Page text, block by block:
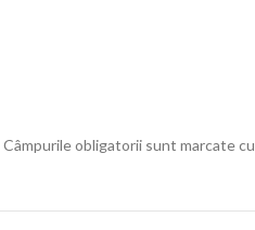
Câmpurile obligatorii sunt marcate cu